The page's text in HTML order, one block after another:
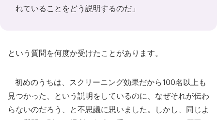
れていることをどう説明するのだ」
という質問を何度か受けたことがあります。
初めのうちは、スクリーニング効果だから100名以上も
見つかった、という説明をしているのに、なぜそれが伝わ
らないのだろう、と不思議に思いました。しかし、同じよ